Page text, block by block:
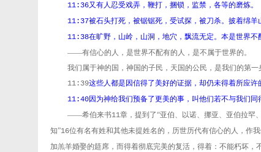
11:36又有人忍受戏弄，鞭打，捆锁，监禁，各等的磨炼。
11:37被石头打死，被锯锯死，受试探，被刀杀。披着绵羊
11:38在旷野，山岭，山洞，地穴，飘流无定。本是世界不
——有信心的人，是世界不配有的人，是不属于世界的。
我们属于神的国，神国的子民，天国的公民，是我们的第一
11:39这些人都是因信得了美好的证据，却仍未得着所应许
11:40因为神给我们预备了更美的事，叫他们若不与我们同
——希伯来书11章，提到了“亚伯、以诺、挪亚、亚伯拉罕
知”16位有名有姓和其他未提姓名的，历世历代有信心的人，作
加羔羊婚娶的筵席，而得着彻底完美的复活，得着：不能朽坏，